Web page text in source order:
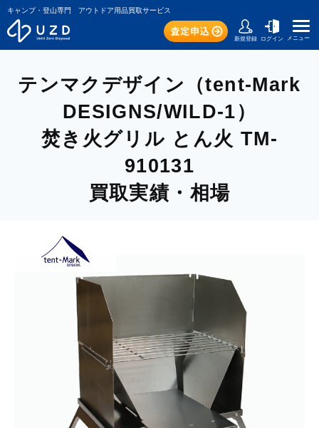
キャンプ・登山専門 アウトドア用品買取サービス
新規登録 ログイン メニュー
テンマクデザイン（tent-Mark
DESIGNS/WILD-1）
焚き火グリル とん火 TM-
910131
買取実績・相場